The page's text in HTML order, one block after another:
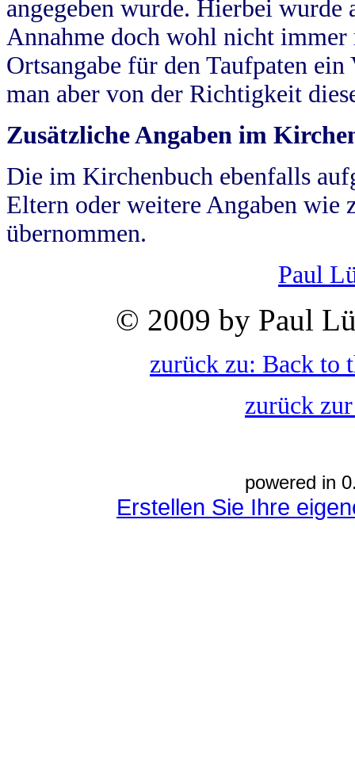
angegeben wurde. Hierbei wurde
Annahme doch wohl nicht
Ortsangabe für den Taufpaten
man aber von der Richtigkeit
Zusätzliche Angaben im
Die im Kirchenbuch ebenfalls
Eltern oder weitere Angaben wie
übernommen.
Paul
© 2009 by Paul
zurück zu: Back to
zurück
powered in
Erstellen Sie Ihre